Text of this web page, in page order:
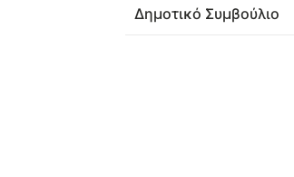
Δημοτικό Συμβούλιο